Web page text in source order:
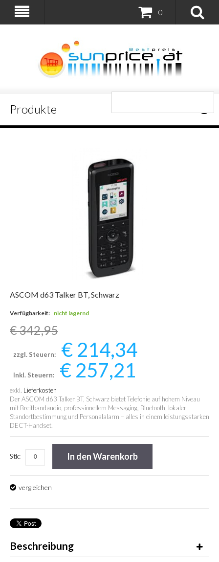
0
Produkte
ASCOM d63 Talker BT, Schwarz
Verfügbarkeit: nicht lagernd
€ 342,95
zzgl. Steuern: € 214,34
Inkl. Steuern: € 257,21
exkl. Lieferkosten
Der ASCOM d63 Talker BT, Schwarz bietet Telefonie auf hohem Niveau
mit Breitbandaudio, professionellem Messaging, Bluetooth, lokaler
Standortbestimmung und Personalalarm – alles in einem leistungsstarken
DECT-Handset.
Stk: In den Warenkorb
vergleichen
Beschreibung